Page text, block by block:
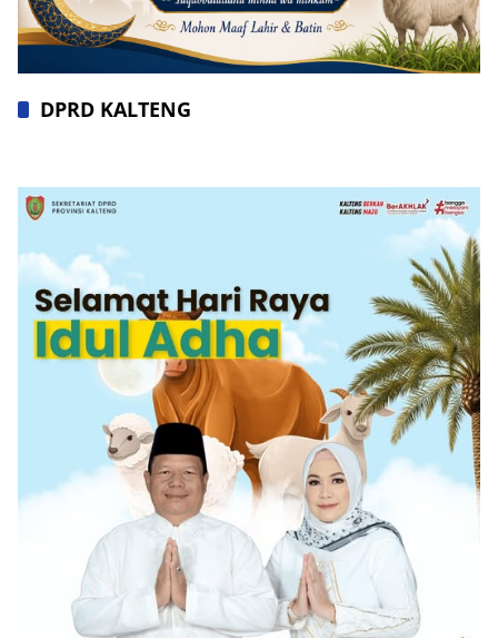
DPRD KALTENG